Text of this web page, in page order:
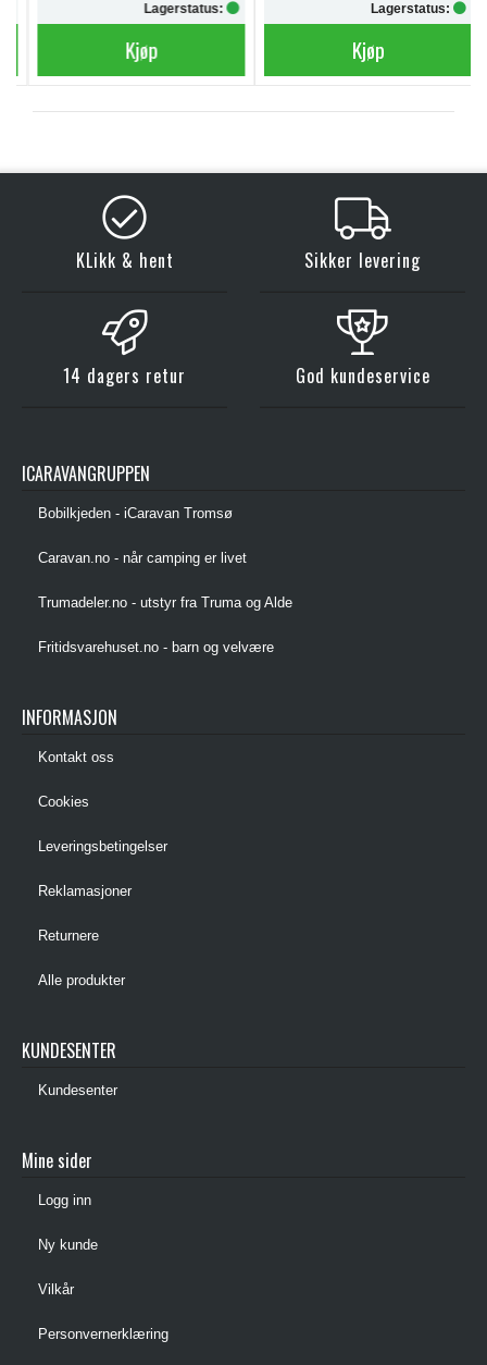
Lagerstatus:
Kjøp
Lagerstatus:
Kjøp
KLikk & hent Sikker levering
14 dagers retur God kundeservice
ICARAVANGRUPPEN
Bobilkjeden - iCaravan Tromsø
Caravan.no - når camping er livet
Trumadeler.no - utstyr fra Truma og Alde
Fritidsvarehuset.no - barn og velvære
INFORMASJON
Kontakt oss
Cookies
Leveringsbetingelser
Reklamasjoner
Returnere
Alle produkter
KUNDESENTER
Kundesenter
Mine sider
Logg inn
Ny kunde
Vilkår
Personvernerklæring